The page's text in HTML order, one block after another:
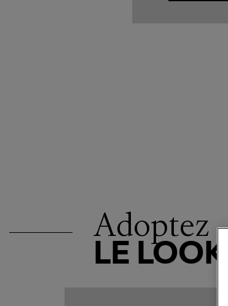
Adoptez
LE LOOK